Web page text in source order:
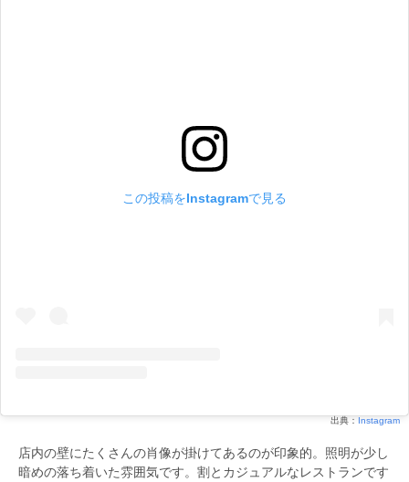
この投稿をInstagramで見る
出典： Instagram
店内の壁にたくさんの肖像が掛けてあるのが印象的。照明が少し
暗めの落ち着いた雰囲気です。割とカジュアルなレストランです